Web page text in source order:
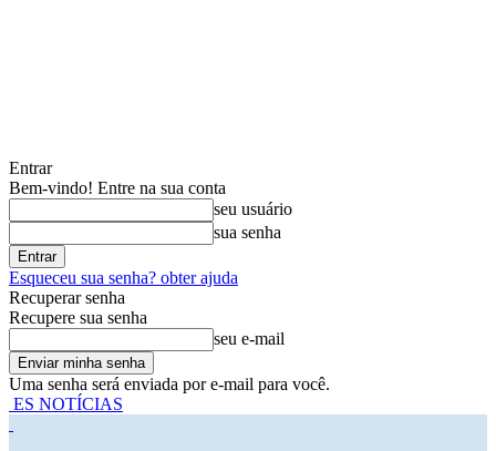
Entrar
Bem-vindo! Entre na sua conta
seu usuário
sua senha
Esqueceu sua senha? obter ajuda
Recuperar senha
Recupere sua senha
seu e-mail
Uma senha será enviada por e-mail para você.
ES NOTÍCIAS